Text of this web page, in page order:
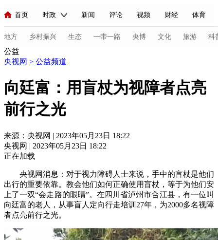
首页 时政 新闻 评论 视频 财经 体育
人民领袖习近平 联播+ 中国领导人 央视快评 习式妙语
直播 栏目大全 节目单 听音 微视频 主持人
海外频道 iPanda English Монгол
地方 乡村振兴 生态 一带一路 央博 文化 旅游 科
新闻 国内
视频 小央视频
现场 前线 比划 快看 蓝海中国 新兵请入列
体育 直播 竞猜 2026年世界杯 2026年冬奥会
VIP会员 CCTV奥林匹克频道 生活体育大会 体育江湖
财经 教育 乡村振兴 生态环境 一带一路 央博
公益
央视网 > 公益频道
向廷富：用盲杖为视障者点亮
前行之光
来源：央视网 | 2023年05月23日 18:22
央视网 | 2023年05月23日 18:22
正在加载
央视网消息：对于视力障碍人士来说，手中的盲杖是他们
出行的重要依靠。教会他们如何正确使用盲杖，等于为他们安
上了一双“会走路的眼睛”。在四川省泸州市合江县，有一位叫
向廷富的老人，从事盲人定向行走培训27年，为2000多名视障
者点亮前行之光。